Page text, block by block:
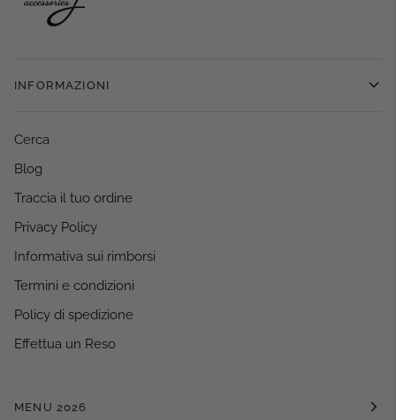
INFORMAZIONI
Cerca
Blog
Traccia il tuo ordine
Privacy Policy
Informativa sui rimborsi
Termini e condizioni
Policy di spedizione
Effettua un Reso
MENU 2026